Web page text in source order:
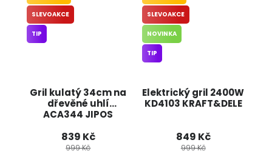
Gril kulatý 34cm na
dřevěné uhlí
ACA344 JIPOS
SLEVOAKCE
TIP
839 Kč
999 Kč
Elektrický gril 2400W
KD4103 KRAFT&DELE
SLEVOAKCE
NOVINKA
TIP
849 Kč
999 Kč